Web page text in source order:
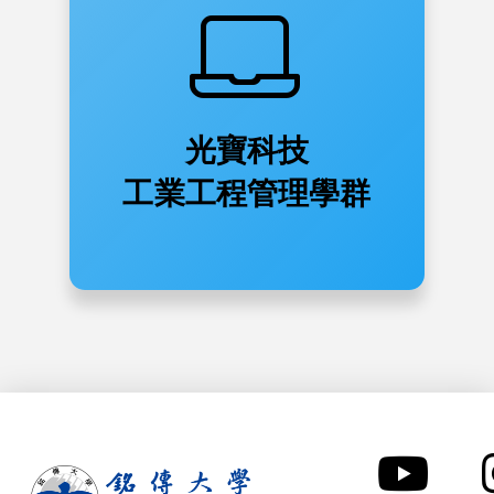
光寶科技
工業工程管理學群